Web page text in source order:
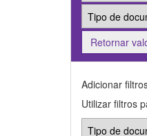
Retornar
Adicionar
Utilizar filtros